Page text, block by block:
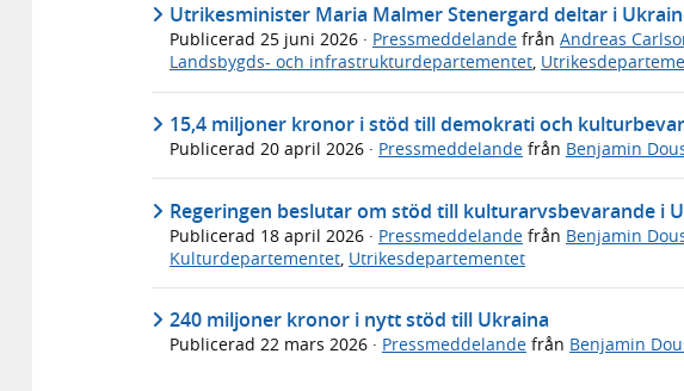
Utrikesminister Maria Malmer Stenergard deltar i
Publicerad 25 juni 2026 · Pressmeddelande från Andreas
Landsbygds- och infrastrukturdepartementet,
15,4 miljoner kronor i stöd till demokrati och
Publicerad 20 april 2026 · Pressmeddelande från Benjamin
Regeringen beslutar om stöd till kulturarvsbevarande i
Publicerad 18 april 2026 · Pressmeddelande från Benjamin
Kulturdepartementet Utrikesdepartementet
240 miljoner kronor i nytt stöd till Ukraina
Publicerad 22 mars 2026 · Pressmeddelande från Benjamin